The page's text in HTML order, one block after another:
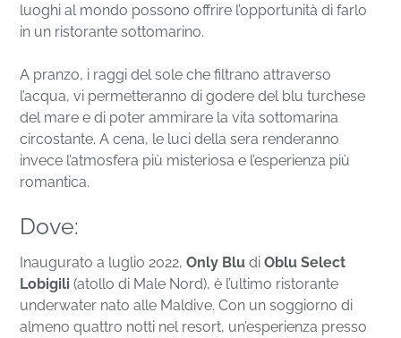
luoghi al mondo possono offrire l’opportunità di farlo
in un ristorante sottomarino.
A pranzo, i raggi del sole che filtrano attraverso
l’acqua, vi permetteranno di godere del blu turchese
del mare e di poter ammirare la vita sottomarina
circostante. A cena, le luci della sera renderanno
invece l’atmosfera più misteriosa e l’esperienza più
romantica.
Dove:
Inaugurato a luglio 2022,Only Blu diOblu Select
Lobigili (atollo di Male Nord), è l’ultimo ristorante
underwater nato alle Maldive. Con un soggiorno di
almeno quattro notti nel resort, un’esperienza presso